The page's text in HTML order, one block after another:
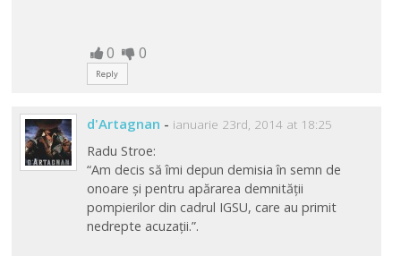
0 0
Reply
d'Artagnan - ianuarie 23rd, 2014 at 18:25
Radu Stroe:
“Am decis să îmi depun demisia în semn de
onoare și pentru apărarea demnității
pompierilor din cadrul IGSU, care au primit
nedrepte acuzații.”.